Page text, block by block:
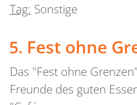
Tag: Sonstige
Fest ohne
Das "Fest ohne
Freunde des guten